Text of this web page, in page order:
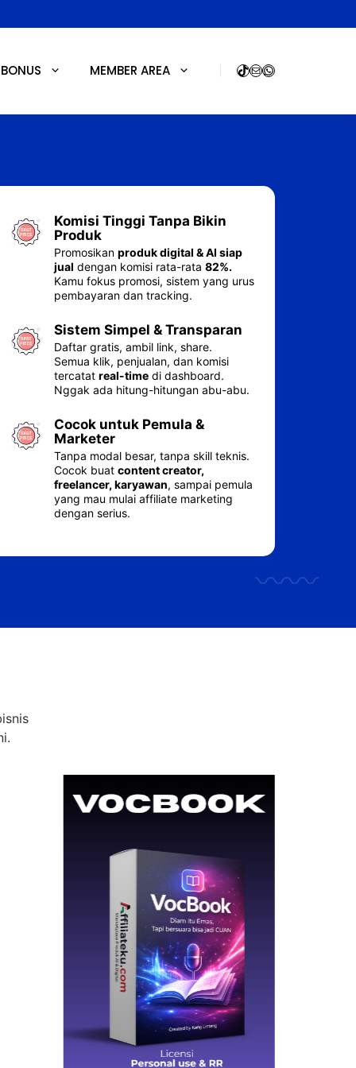
TikTok
MailWhatsApp
BONUS MEMBER AREA
Komisi Tinggi Tanpa Bikin
Produk
Promosikan produk digital & AI siap
jual dengan komisi rata-rata 82%.
Kamu fokus promosi, sistem yang urus
pembayaran dan tracking.
Sistem Simpel & Transparan
Daftar gratis, ambil link, share.
Semua klik, penjualan, dan komisi
tercatat real-time di dashboard.
Nggak ada hitung-hitungan abu-abu.
Cocok untuk Pemula &
Marketer
Tanpa modal besar, tanpa skill teknis.
Cocok buat content creator,
freelancer, karyawan, sampai pemula
yang mau mulai affiliate marketing
dengan serius.